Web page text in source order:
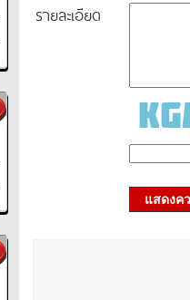
รายละเอียด
แสดงค